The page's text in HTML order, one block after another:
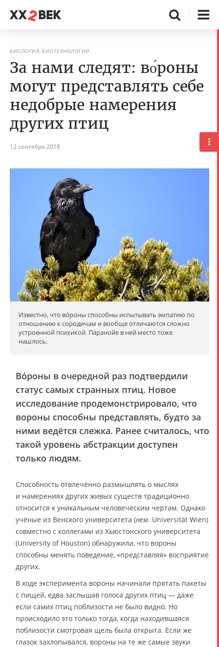
БИОЛОГИЯ, БИОТЕХНОЛОГИИ
За нами следят: во́роны
могут представлять себе
недобрые намерения
других птиц
12 сентября 2018
Известно, что во́роны способны испытывать эмпатию по
отношению к сородичам и вообще отличаются сложно
устроенной психикой. Паранойе в ней место тоже
нашлось.
Во́роны в очередной раз подтвердили
статус самых странных птиц. Новое
исследование продемонстрировало, что
вороны способны представлять, будто за
ними ведётся слежка. Ранее считалось, что
такой уровень абстракции доступен
только людям.
Способность отвлечённо размышлять о мыслях
и намерениях других живых существ традиционно
относится к уникальным человеческим чертам. Однако
учёные из Венского университета (нем. Universität Wien)
совместно с коллегами из Хьюстонского университета
(University of Houston) обнаружили, что вороны
способны менять поведение, «представляя» восприятие
других.
В ходе эксперимента вороны начинали прятать пакеты
с пищей, едва заслышав голоса других птиц — даже
если самих птиц поблизости не было видно. Но
происходило это только тогда, когда находившаяся
поблизости смотровая щель была открыта. Если же
глазок захлопывался, вороны на те же самые звуки